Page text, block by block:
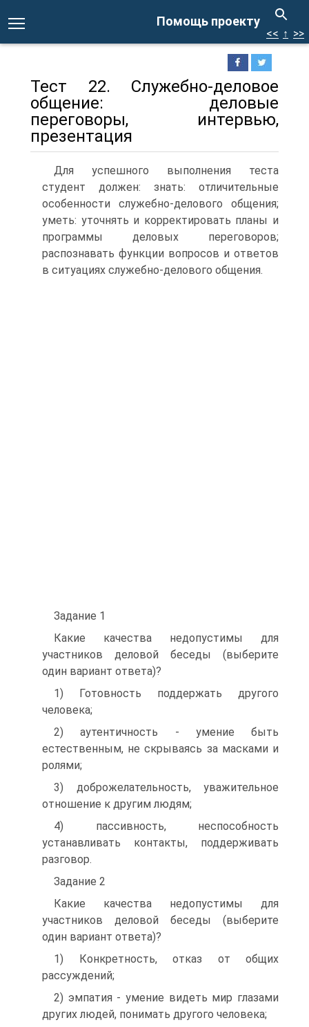
Помощь проекту
<< ↑ >>
Тест 22. Служебно-деловое
общение: деловые
переговоры, интервью,
презентация
Для успешного выполнения теста
студент должен: знать: отличительные
особенности служебно-делового общения;
уметь: уточнять и корректировать планы и
программы деловых переговоров;
распознавать функции вопросов и ответов
в ситуациях служебно-делового общения.
Задание 1
Какие качества недопустимы для
участников деловой беседы (выберите
один вариант ответа)?
1) Готовность поддержать другого
человека;
2) аутентичность - умение быть
естественным, не скрываясь за масками и
ролями;
3) доброжелательность, уважительное
отношение к другим людям;
4) пассивность, неспособность
устанавливать контакты, поддерживать
разговор.
Задание 2
Какие качества недопустимы для
участников деловой беседы (выберите
один вариант ответа)?
1) Конкретность, отказ от общих
рассуждений;
2) эмпатия - умение видеть мир глазами
других людей, понимать другого человека;